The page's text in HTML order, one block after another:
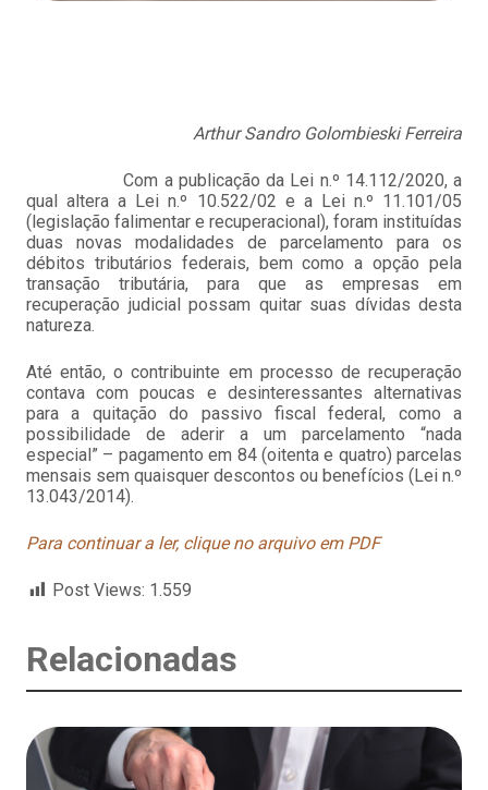
Arthur Sandro Golombieski Ferreira
Com a publicação da Lei n.º 14.112/2020, a
qual altera a Lei n.º 10.522/02 e a Lei n.º 11.101/05
(legislação falimentar e recuperacional), foram instituídas
duas novas modalidades de parcelamento para os
débitos tributários federais, bem como a opção pela
transação tributária, para que as empresas em
recuperação judicial possam quitar suas dívidas desta
natureza.
Até então, o contribuinte em processo de recuperação
contava com poucas e desinteressantes alternativas
para a quitação do passivo fiscal federal, como a
possibilidade de aderir a um parcelamento “nada
especial” – pagamento em 84 (oitenta e quatro) parcelas
mensais sem quaisquer descontos ou benefícios (Lei n.º
13.043/2014).
Para continuar a ler, clique no arquivo em PDF
Post Views: 1.559
Relacionadas